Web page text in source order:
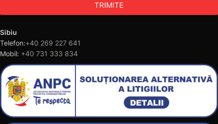
TRIMITE
Sibiu
Telefon:+40 269 227 641
Mobil: +40 731 333 834